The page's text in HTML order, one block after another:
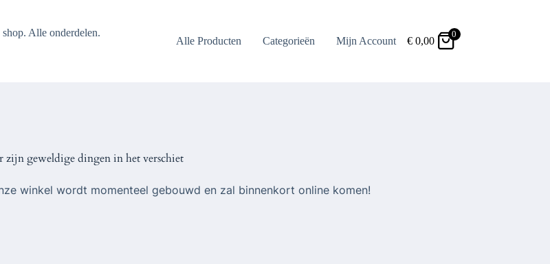
shop. Alle onderdelen.
Alle Producten Categorieën Mijn Account €0,00
0
zijn geweldige dingen in het verschiet
winkel wordt momenteel gebouwd en zal binnenkort online komen!